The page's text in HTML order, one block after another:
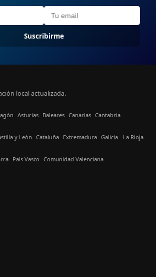
Suscribirme
local actualizada.
Asturias Baleares Canarias Cantabria
y León Cataluña Extremadura Galicia La Rioja
País Vasco Comunidad Valenciana